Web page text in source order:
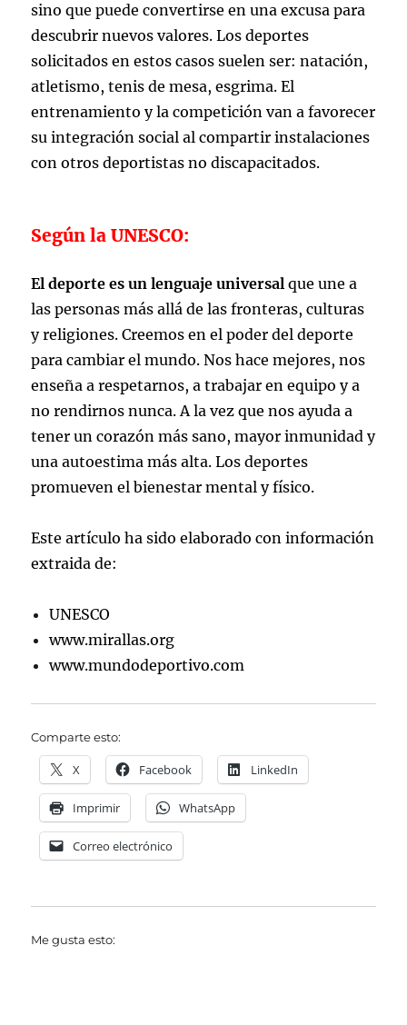
sino que puede convertirse en una excusa para
descubrir nuevos valores. Los deportes
solicitados en estos casos suelen ser: natación,
atletismo, tenis de mesa, esgrima. El
entrenamiento y la competición van a favorecer
su integración social al compartir instalaciones
con otros deportistas no discapacitados.
Según la UNESCO:
El deporte es un lenguaje universalque une a
las personas más allá de las fronteras, culturas
y religiones. Creemos en el poder del deporte
para cambiar el mundo. Nos hace mejores, nos
enseña a respetarnos, a trabajar en equipo y a
no rendirnos nunca. A la vez que nos ayuda a
tener un corazón más sano, mayor inmunidad y
una autoestima más alta. Los deportes
promueven el bienestar mental y físico.
Este artículo ha sido elaborado con información
extraida de:
UNESCO
www.mirallas.org
www.mundodeportivo.com
Comparte esto:
X Facebook LinkedIn
Imprimir WhatsApp
Correo electrónico
Me gusta esto: